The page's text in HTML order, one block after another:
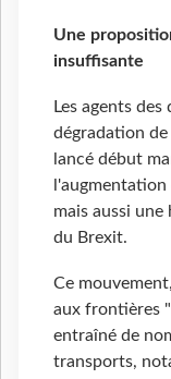
Une
insuffisante
Les agents
dégradation
lancé début
mais aussi
du Brexit.
Ce
aux frontières
entraîné de
transports,